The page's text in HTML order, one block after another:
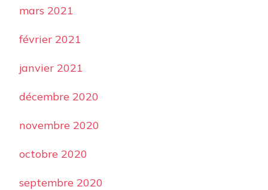
mars 2021
février 2021
janvier 2021
décembre 2020
novembre 2020
octobre 2020
septembre 2020